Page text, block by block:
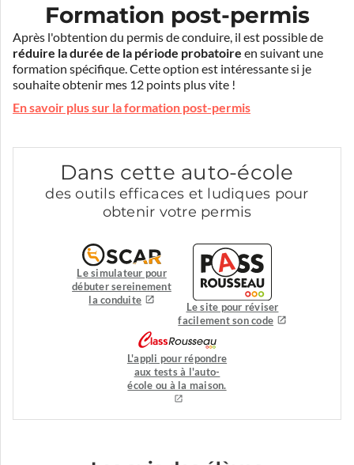
Formation post-permis
Après l'obtention du permis de conduire, il est possible de
réduire la durée de la période probatoire en suivant une
formation spécifique. Cette option est intéressante si je
souhaite obtenir mes 12 points plus vite !
En savoir plus sur la formation post-permis
Dans cette auto-école
des outils efficaces et ludiques pour
obtenir votre permis
Le simulateur pour
débuter sereinement
la conduite
Le site pour réviser
facilement son code
L'appli pour répondre
aux tests à l'auto-
école ou à la maison.